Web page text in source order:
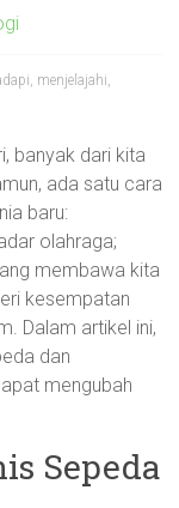
, menjelajahi,
banyak dari kita
ada satu cara
baru:
olahraga;
membawa kita
kesempatan
Dalam artikel ini,
dan
mengubah
Sepeda